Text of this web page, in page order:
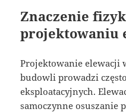
Znaczenie
projektowaniu
Projektowanie elewacji
budowli prowadzi
eksploatacyjnych.
samoczynne osuszanie